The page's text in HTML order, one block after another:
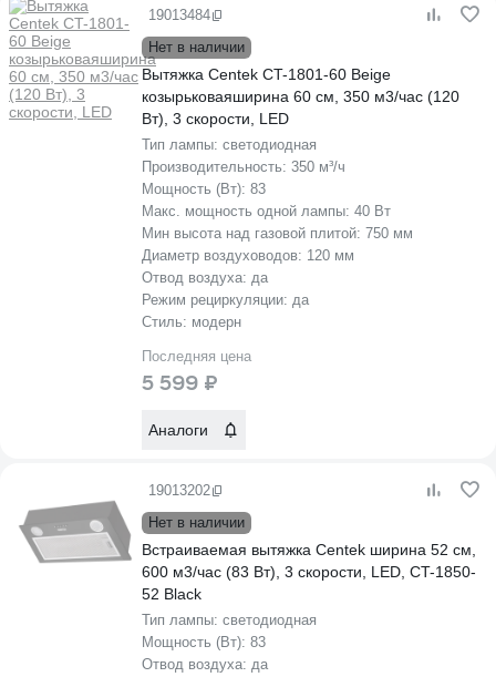
19013484
Нет в наличии
Вытяжка Centek CT-1801-60 Beige
козырьковаяширина 60 см, 350 м3/час (120
Вт), 3 скорости, LED
Тип лампы: светодиодная
Производительность: 350 м³/ч
Мощность (Вт): 83
Макс. мощность одной лампы: 40 Вт
Мин высота над газовой плитой: 750 мм
Диаметр воздуховодов: 120 мм
Отвод воздуха: да
Режим рециркуляции: да
Стиль: модерн
Последняя цена
5 599 ₽
Аналоги
19013202
Нет в наличии
Встраиваемая вытяжка Centek ширина 52 см,
600 м3/час (83 Вт), 3 скорости, LED, CT-1850-
52 Black
Тип лампы: светодиодная
Мощность (Вт): 83
Отвод воздуха: да